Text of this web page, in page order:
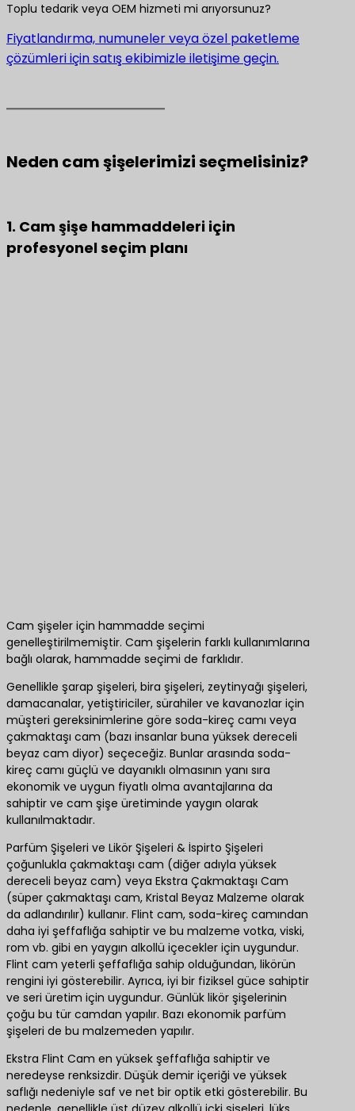
Toplu tedarik veya OEM hizmeti mi arıyorsunuz?
Fiyatlandırma, numuneler veya özel paketleme
çözümleri için satış ekibimizle iletişime geçin.
Neden cam şişelerimizi seçmelisiniz?
1. Cam şişe hammaddeleri için
profesyonel seçim planı
Cam şişeler için hammadde seçimi
genelleştirilmemiştir. Cam şişelerin farklı kullanımlarına
bağlı olarak, hammadde seçimi de farklıdır.
Genellikle şarap şişeleri, bira şişeleri, zeytinyağı şişeleri,
damacanalar, yetiştiriciler, sürahiler ve kavanozlar için
müşteri gereksinimlerine göre soda-kireç camı veya
çakmaktaşı cam (bazı insanlar buna yüksek dereceli
beyaz cam diyor) seçeceğiz. Bunlar arasında soda-
kireç camı güçlü ve dayanıklı olmasının yanı sıra
ekonomik ve uygun fiyatlı olma avantajlarına da
sahiptir ve cam şişe üretiminde yaygın olarak
kullanılmaktadır.
Parfüm Şişeleri ve Likör Şişeleri & İspirto Şişeleri
çoğunlukla çakmaktaşı cam (diğer adıyla yüksek
dereceli beyaz cam) veya Ekstra Çakmaktaşı Cam
(süper çakmaktaşı cam, Kristal Beyaz Malzeme olarak
da adlandırılır) kullanır. Flint cam, soda-kireç camından
daha iyi şeffaflığa sahiptir ve bu malzeme votka, viski,
rom vb. gibi en yaygın alkollü içecekler için uygundur.
Flint cam yeterli şeffaflığa sahip olduğundan, likörün
rengini iyi gösterebilir. Ayrıca, iyi bir fiziksel güce sahiptir
ve seri üretim için uygundur. Günlük likör şişelerinin
çoğu bu tür camdan yapılır. Bazı ekonomik parfüm
şişeleri de bu malzemeden yapılır.
Ekstra Flint Cam en yüksek şeffaflığa sahiptir ve
neredeyse renksizdir. Düşük demir içeriği ve yüksek
saflığı nedeniyle saf ve net bir optik etki gösterebilir. Bu